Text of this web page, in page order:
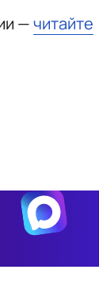
—читайте